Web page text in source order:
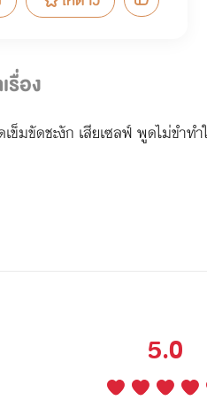
รื่อง
ข็มขัดชะงัก เสียเซลฟ์ พูดไม่ขำ
5.0